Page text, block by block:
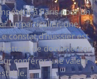
à Paris pour un
un particulier, une
constat d’huissier est
de documenter
conférer une valeur